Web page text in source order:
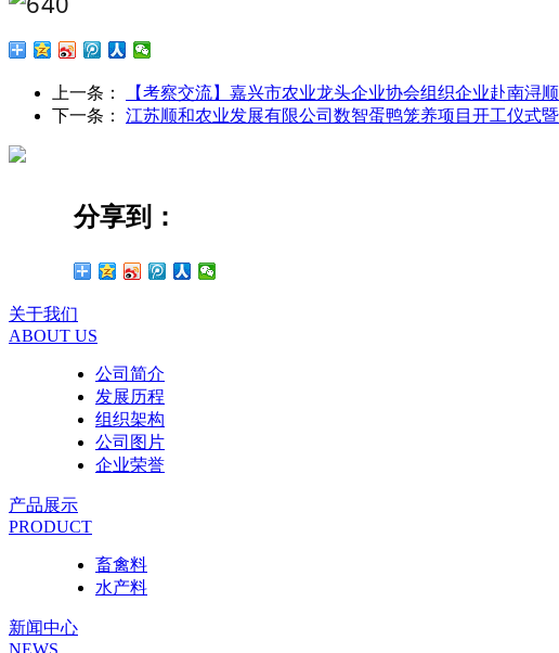
上一条：
【考察交流】嘉兴市农业龙头企业协会组织企业赴南浔
下一条：
江苏顺和农业发展有限公司数智蛋鸭笼养项目开工仪式
分享到：
关于我们
ABOUT US
公司简介
发展历程
组织架构
公司图片
企业荣誉
产品展示
PRODUCT
畜禽料
水产料
新闻中心
NEWS